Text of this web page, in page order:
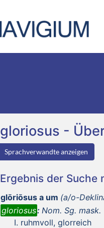
gloriosus -
Sprachverwandte anzeigen
Ergebnis der Suche
glōriōsus a um (a/o-
gloriosus: Nom. Sg. mask.
ruhmvoll, glorreich